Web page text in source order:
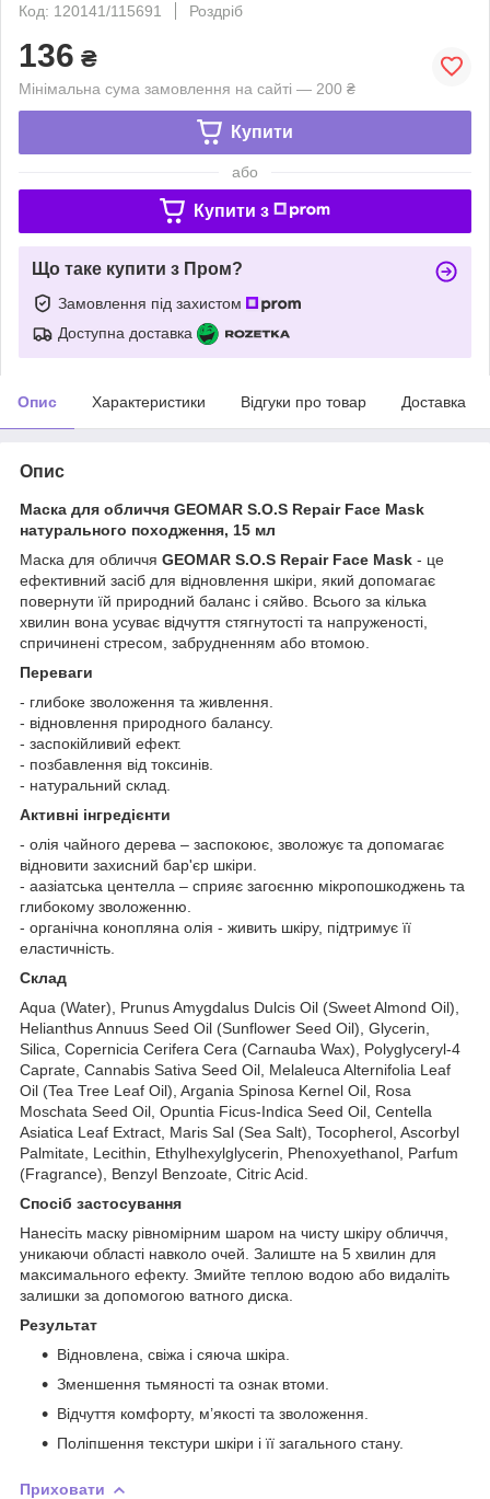
Код: 120141/115691
Роздріб
136 ₴
Мінімальна сума замовлення на сайті — 200 ₴
Купити
або
Купити з
Що таке купити з Пром?
Замовлення під захистом
Доступна доставка
Опис Характеристики Відгуки про товар Доставка
Опис
Маска для обличчя GEOMAR S.O.S Repair Face Mask
натурального походження, 15 мл
Маска для обличчя GEOMAR S.O.S Repair Face Mask - це
ефективний засіб для відновлення шкіри, який допомагає
повернути їй природний баланс і сяйво. Всього за кілька
хвилин вона усуває відчуття стягнутості та напруженості,
спричинені стресом, забрудненням або втомою.
Переваги
- глибоке зволоження та живлення.
- відновлення природного балансу.
- заспокійливий ефект.
- позбавлення від токсинів.
- натуральний склад.
Активні інгредієнти
- олія чайного дерева – заспокоює, зволожує та допомагає
відновити захисний бар'єр шкіри.
- аазіатська центелла – сприяє загоєнню мікропошкоджень та
глибокому зволоженню.
- органічна конопляна олія - живить шкіру, підтримує її
еластичність.
Склад
Aqua (Water), Prunus Amygdalus Dulcis Oil (Sweet Almond Oil),
Helianthus Annuus Seed Oil (Sunflower Seed Oil), Glycerin,
Silica, Copernicia Cerifera Cera (Carnauba Wax), Polyglyceryl-4
Caprate, Cannabis Sativa Seed Oil, Melaleuca Alternifolia Leaf
Oil (Tea Tree Leaf Oil), Argania Spinosa Kernel Oil, Rosa
Moschata Seed Oil, Opuntia Ficus-Indica Seed Oil, Centella
Asiatica Leaf Extract, Maris Sal (Sea Salt), Tocopherol, Ascorbyl
Palmitate, Lecithin, Ethylhexylglycerin, Phenoxyethanol, Parfum
(Fragrance), Benzyl Benzoate, Citric Acid.
Спосіб застосування
Нанесіть маску рівномірним шаром на чисту шкіру обличчя,
уникаючи області навколо очей. Залиште на 5 хвилин для
максимального ефекту. Змийте теплою водою або видаліть
залишки за допомогою ватного диска.
Результат
Відновлена, свіжа і сяюча шкіра.
Зменшення тьмяності та ознак втоми.
Відчуття комфорту, м’якості та зволоження.
Поліпшення текстури шкіри і її загального стану.
Приховати